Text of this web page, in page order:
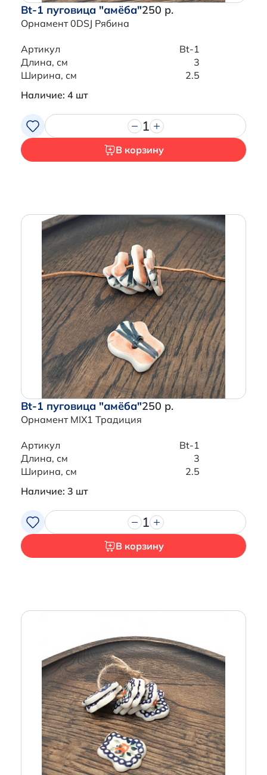
Bt-1 пуговица "амёба"
Орнамент 0DSJ Рябина
250 р.
Артикул
Bt-1
Длина, см
3
Ширина, см
2.5
Наличие: 4 шт
1
В корзину
Bt-1 пуговица "амёба"
Орнамент MIX1 Традиция
250 р.
Артикул
Bt-1
Длина, см
3
Ширина, см
2.5
Наличие: 3 шт
1
В корзину